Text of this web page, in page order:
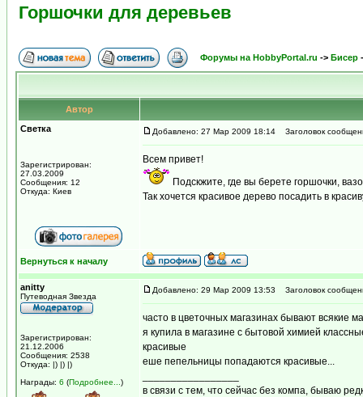
Горшочки для деревьев
Форумы на HobbyPortal.ru -> Бисер
Автор
Светка
Зарегистрирован:
27.03.2009
Сообщения: 12
Откуда: Киев
Добавлено: 27 Мар 2009 18:14 Заголовок
Всем привет!
Подскжите, где вы берете горшочки,
Так хочется красивое дерево посадить в
Вернуться к началу
anitty
Путеводная Звезда
Зарегистрирован:
21.12.2006
Сообщения: 2538
Откуда: |) |) |)
Награды: 6 (Подробнее... )
Добавлено: 29 Мар 2009 13:53 Заголовок
часто в цветочных магазинах бывают всякие
я купила в магазине с бытовой химией
красивые
еше пепельницы попадаются красивые...
в связи с тем, что сейчас без компа, бываю